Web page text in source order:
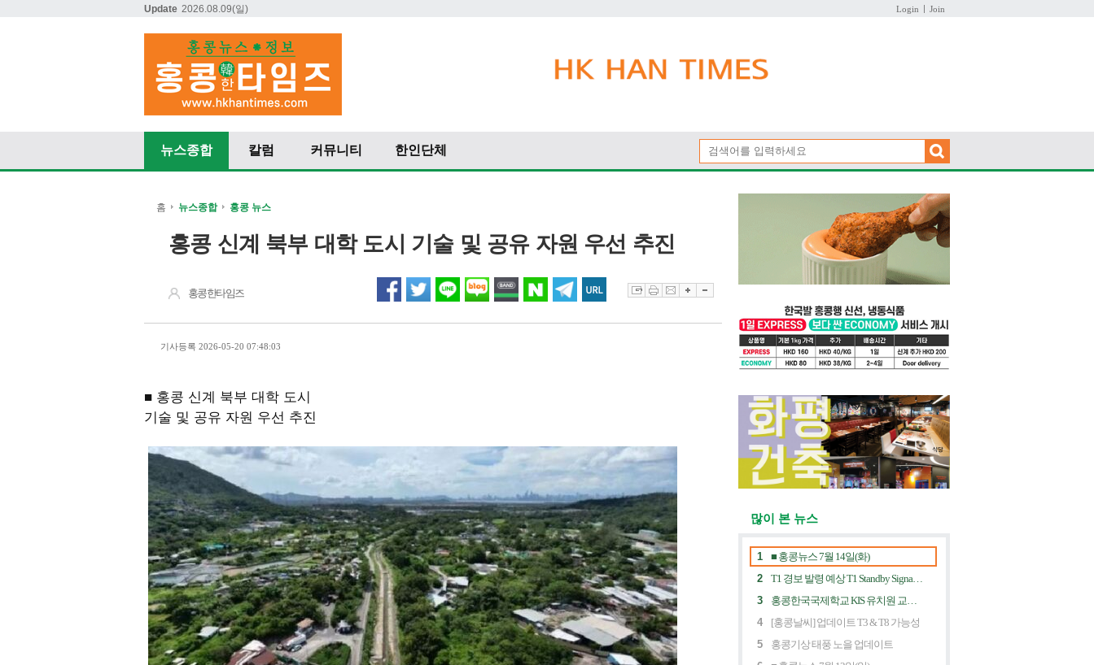
Login Join
Update 2026.08.09(일)
뉴스종합 칼럼 커뮤니티 한인단체
홈 뉴스종합 홍콩 뉴스
홍콩 신계 북부 대학 도시 기술 및 공유 자원 우선 추진
홍콩한타임즈
기사등록 2026-05-20 07:48:03
■ 홍콩 신계 북부 대학 도시
기술 및 공유 자원 우선 추진
많이 본 뉴스
1
■ 홍콩뉴스 7월 14일(화)
2
3
4
[홍콩날씨] 업데이트 T3 & T8 가능성
5
홍콩기상 태풍 노을 업데이트